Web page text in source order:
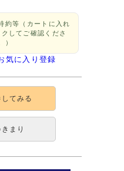
約等（カートに入れ
してご確認くださ
）
気に入り登録
てみる
まり